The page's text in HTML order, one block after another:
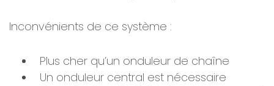
Inconvénients de ce système :
Plus cher qu’un onduleur de chaîne
Un onduleur central est nécessaire